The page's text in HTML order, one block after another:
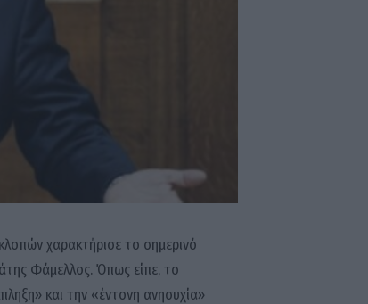
χαρακτήρισε το σημερινό
Φάμελλος. Όπως είπε, το
και την «έντονη ανησυχία»